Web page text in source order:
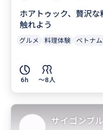
ホアトゥック、贅沢
触れよう
グルメ 料理体験 ベトナ
6h 〜8人
サイゴンブ